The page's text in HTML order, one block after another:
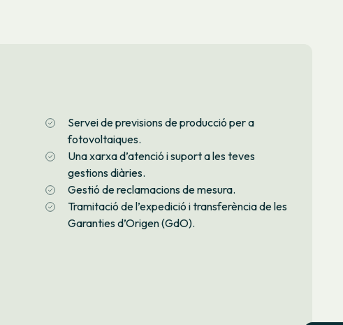
Servei de previsions de producció per a
fotovoltaiques.
Una xarxa d’atenció i suport a les teves
gestions diàries.
Gestió de reclamacions de mesura.
Tramitació de l’expedició i transferència de les
Garanties d’Origen (GdO).